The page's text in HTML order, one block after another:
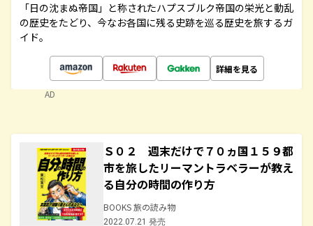
「日の沈まぬ帝国」と称されたハプスブルク帝国の栄光と動乱
の歴史をたどり、今なお各国に残る史跡を巡る歴史を旅するガ
イド。
詳細を見る
AD
Ｓ０２ 週末だけで７０ヵ国１５９都
市を旅したリーマントラベラーが教え
る自分の時間の作り方
BOOKS 旅の読み物
2022.07.21 発売